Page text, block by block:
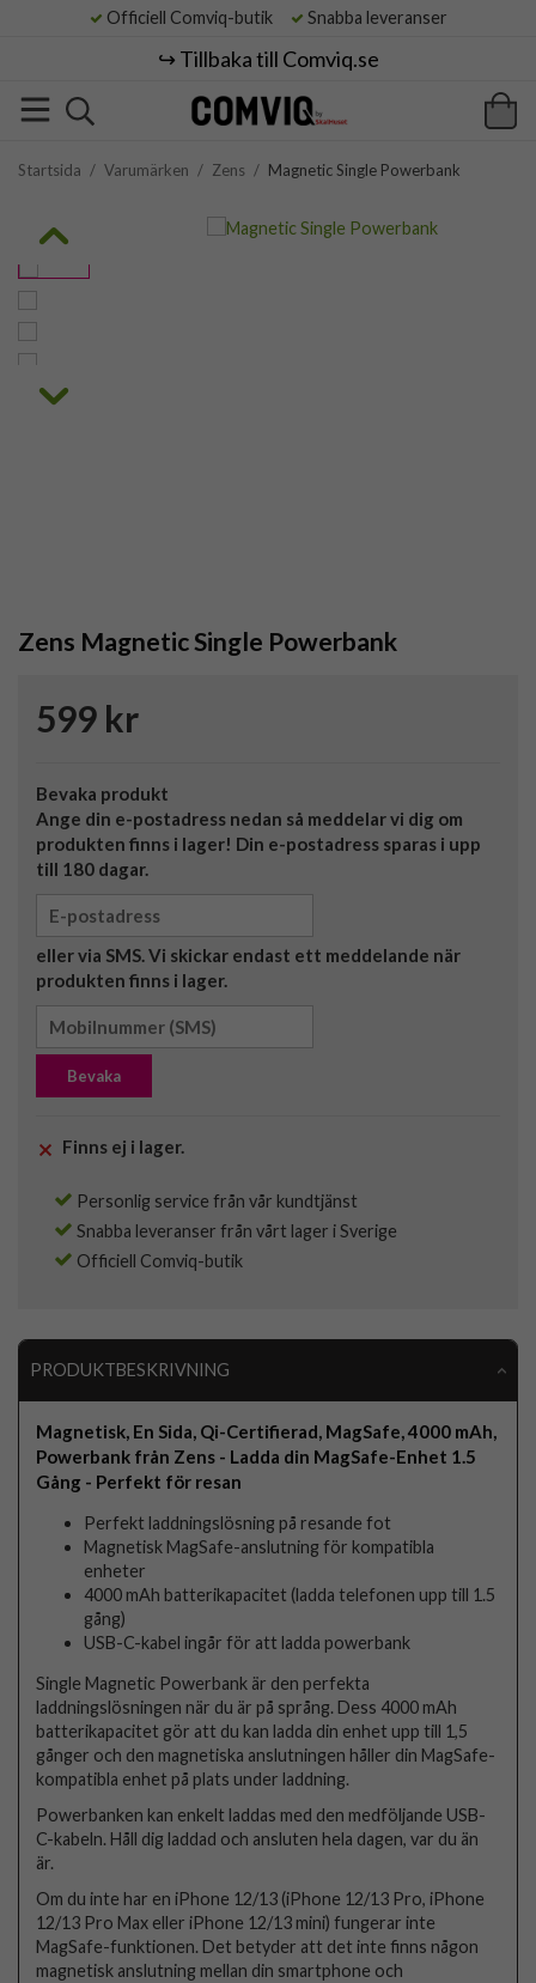
Officiell Comviq-butik Snabba leveranser
↪️ Tillbaka till Comviq.se
Startsida / Varumärken / Zens / Magnetic Single Powerbank
Zens Magnetic Single Powerbank
599 kr
Bevaka produkt
Ange din e-postadress nedan så meddelar vi dig om
produkten finns i lager! Din e-postadress sparas i upp
till 180 dagar.
eller via SMS. Vi skickar endast ett meddelande när
produkten finns i lager.
Bevaka
Finns ej i lager.
Personlig service från vår kundtjänst
Snabba leveranser från vårt lager i Sverige
Officiell Comviq-butik
PRODUKTBESKRIVNING
Magnetisk, En Sida, Qi-Certifierad, MagSafe, 4000 mAh,
Powerbank från Zens - Ladda din MagSafe-Enhet 1.5
Gång - Perfekt för resan
Perfekt laddningslösning på resande fot
Magnetisk MagSafe-anslutning för kompatibla
enheter
4000 mAh batterikapacitet (ladda telefonen upp till 1.5
gång)
USB-C-kabel ingår för att ladda powerbank
Single Magnetic Powerbank är den perfekta
laddningslösningen när du är på språng. Dess 4000 mAh
batterikapacitet gör att du kan ladda din enhet upp till 1,5
gånger och den magnetiska anslutningen håller din MagSafe-
kompatibla enhet på plats under laddning.
Powerbanken kan enkelt laddas med den medföljande USB-
C-kabeln. Håll dig laddad och ansluten hela dagen, var du än
är.
Om du inte har en iPhone 12/13 (iPhone 12/13 Pro, iPhone
12/13 Pro Max eller iPhone 12/13 mini) fungerar inte
MagSafe-funktionen. Det betyder att det inte finns någon
magnetisk anslutning mellan din smartphone och